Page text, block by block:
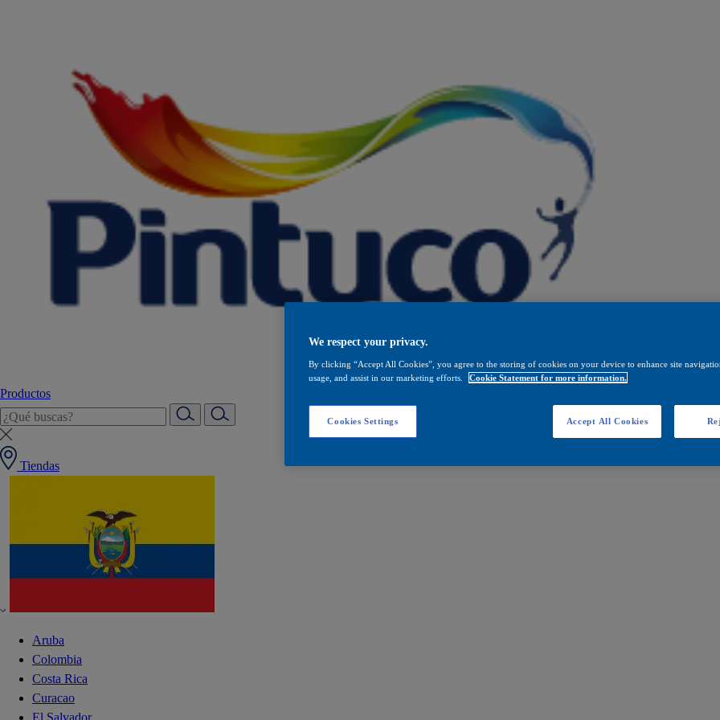
Productos
Tiendas
Aruba
Colombia
Costa Rica
Curacao
El Salvador
We respect your privacy.
By clicking “Accept All Cookies”, you agree to the storing of cookies on your device to enhance site
usage, and assist in our marketing efforts.
Cookie Statement for more information.
Cookies Settings Accept All Cookies